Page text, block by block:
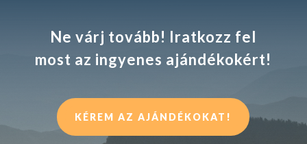
Ne várj tovább! Iratkozz fel
most az ingyenes ajándékokért!
KÉREM AZ AJÁNDÉKOKAT!